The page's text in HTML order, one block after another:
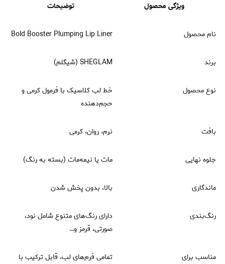
ویژگی محصول توضیحات
نام محصول Bold Booster Plumping Lip Liner
برند SHEGLAM (شیگلم)
نوع محصول
خط لب کلاسیک با فرمول کرمی و
حجم‌دهنده
بافت نرم، روان، کرمی
جلوه نهایی مات یا نیمه‌مات (بسته به رنگ)
ماندگاری بالا، بدون پخش شدن
رنگ‌بندی
دارای رنگ‌های متنوع شامل نود،
صورتی، قرمز و…
مناسب برای
تمامی فرم‌های لب، قابل ترکیب با